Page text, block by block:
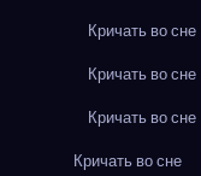
Кричать во сне
Кричать во сне
Кричать во сне
Кричать во сне